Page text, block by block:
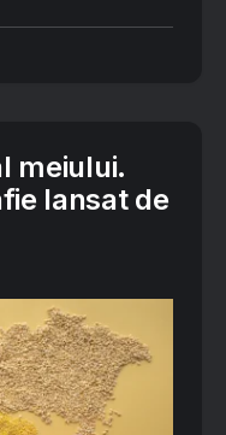
meiului.
lansat de